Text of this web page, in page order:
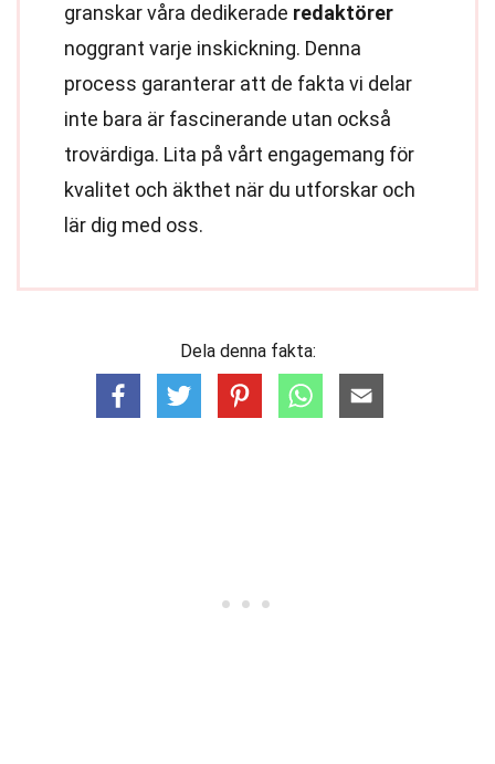
granskar våra dedikerade redaktörer
noggrant varje inskickning. Denna
process garanterar att de fakta vi delar
inte bara är fascinerande utan också
trovärdiga. Lita på vårt engagemang för
kvalitet och äkthet när du utforskar och
lär dig med oss.
Dela denna fakta: